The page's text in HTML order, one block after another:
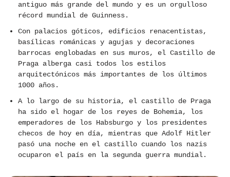
antiguo más grande del mundo y es un orgulloso
récord mundial de Guinness.
Con palacios góticos, edificios renacentistas,
basílicas románicas y agujas y decoraciones
barrocas englobadas en sus muros, el Castillo de
Praga alberga casi todos los estilos
arquitectónicos más importantes de los últimos
1000 años.
A lo largo de su historia, el castillo de Praga
ha sido el hogar de los reyes de Bohemia, los
emperadores de los Habsburgo y los presidentes
checos de hoy en día, mientras que Adolf Hitler
pasó una noche en el castillo cuando los nazis
ocuparon el país en la segunda guerra mundial.